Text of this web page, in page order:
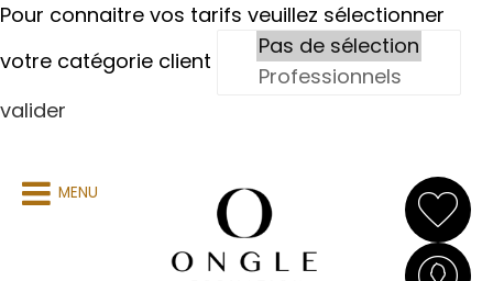
Pour connaitre vos tarifs veuillez sélectionner
votre catégorie client
valider
MENU